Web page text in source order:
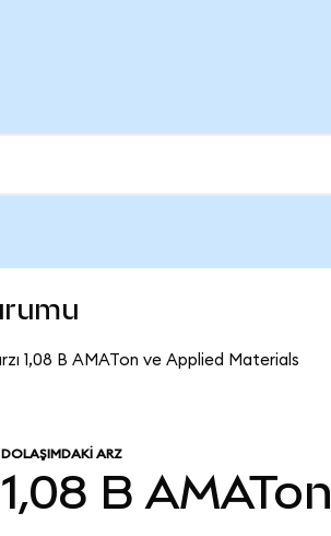
1,08 B AMATon ve Applied Materials
DOLAŞIMDAKI ARZ
1,08 B AMATon